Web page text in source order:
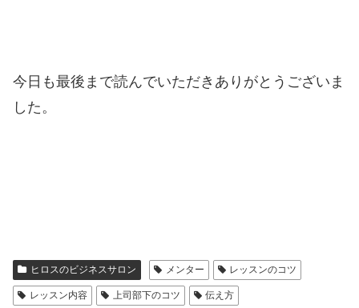
今日も最後まで読んでいただきありがとうございま
した。
ヒロスのビジネスサロン メンター レッスンのコツ
レッスン内容 上司部下のコツ 伝え方